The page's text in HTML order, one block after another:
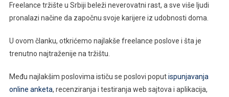
Freelance tržište u Srbiji beleži neverovatni rast, a sve više ljudi
pronalazi načine da započnu svoje karijere iz udobnosti doma.
U ovom članku, otkrićemo najlakše freelance poslove i šta je
trenutno najtraženije na tržištu.
Među najlakšim poslovima ističu se poslovi poputispunjavanja
online anketa, recenziranja i testiranja web sajtova i aplikacija,